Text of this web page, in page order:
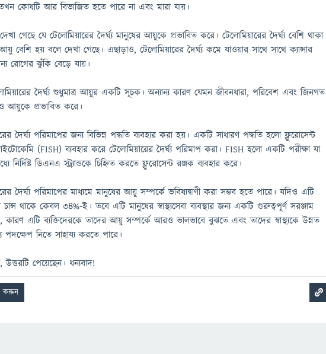
কোষটি আর বিভাজিত হতে পারে না এবং মারা যায়।
গেছে যে টেলোমিয়ারের দৈর্ঘ্য মানুষের আয়ুকে প্রভাবিত করে। টেলোমিয়ারের দৈর্ঘ্য বেশি থাকা
আয়ু বেশি হয় বলে দেখা গেছে। এছাড়াও, টেলোমিয়ারের দৈর্ঘ্য কমে যাওয়ার সাথে সাথে ক্যান্সার
রোগের ঝুঁকি বেড়ে যায়।
দৈর্ঘ্য শুধুমাত্র আয়ুর একটি সূচক। অন্যান্য কারণ যেমন জীবনধারা, পরিবেশ এবং জিনগত
আয়ুকে প্রভাবিত করে।
দৈর্ঘ্য পরিমাপের জন্য বিভিন্ন পদ্ধতি ব্যবহার করা হয়। একটি সাধারণ পদ্ধতি হলো ফ্লুরোসেন্ট
(FISH) ব্যবহার করে টেলোমিয়ারের দৈর্ঘ্য পরিমাপ করা। FISH হলো একটি পরীক্ষা যা
নির্দিষ্ট ডিএনএ স্ট্র্যান্ডকে চিহ্নিত করতে ফ্লুরোসেন্ট রঞ্জক ব্যবহার করে।
দৈর্ঘ্য পরিমাপের মাধ্যমে মানুষের আয়ু সম্পর্কে ভবিষ্যদ্বাণী করা সম্ভব হতে পারে। যদিও এটি
থাকে কেবল ৩৪%-ই। তবে এটি মানুষের স্বাস্থ্যসেবা ব্যবস্থার জন্য একটি গুরুত্বপূর্ণ সরঞ্জাম
কারণ এটি ব্যক্তিদেরকে তাদের আয়ু সম্পর্কে আরও ভালভাবে বুঝতে এবং তাদের স্বাস্থ্যকে উন্নত
নিতে সাহায্য করতে পারে।
পেয়েছেন। ধন্যবাদ!